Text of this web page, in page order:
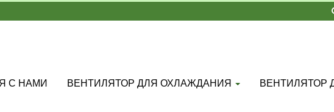
С НАМИ ВЕНТИЛЯТОР ДЛЯ ОХЛАЖДАНИЯ ВЕНТИЛЯТОР